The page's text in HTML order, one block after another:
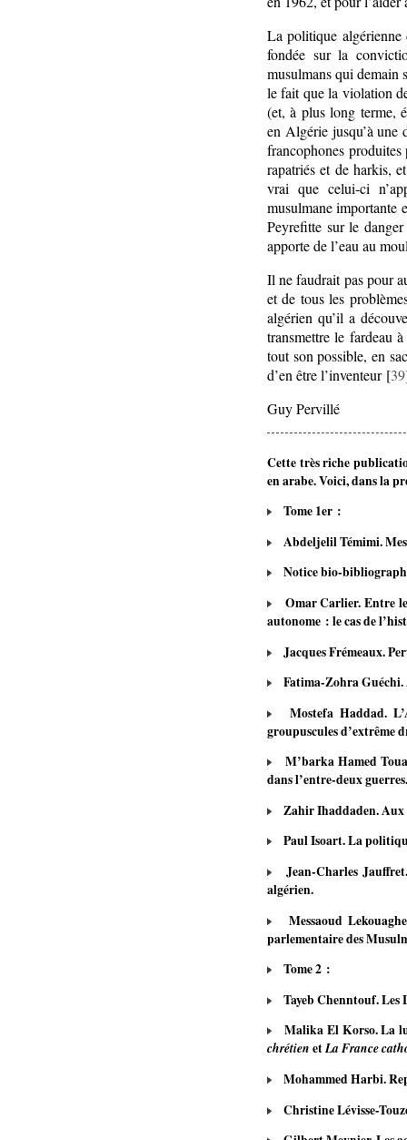
La politique algérienne
fondée sur la
musulmans qui demain
le fait que la violation
(et, à plus long terme,
en Algérie jusqu’à une
francophones
rapatriés et de harkis,
vrai que celui-ci
musulmane importante
Peyrefitte sur le
apporte de l’eau au
Il ne faudrait pas pour
et de tous les
algérien qu’il a
transmettre le fardeau
tout son possible, en
d’en être l’inventeur [39
Guy Pervillé
Cette très riche
en arabe. Voici, dans la
Tome 1er :
Abdeljelil Témimi.
Notice bio-
Omar Carlier. Entre
autonome : le cas de
Jacques Frémeaux.
Fatima-Zohra Guéchi.
Mostefa Haddad.
groupuscules d’extrême
M’barka Hamed
dans l’entre-deux guerres.
Zahir Ihaddaden.
Paul Isoart. La
Jean-Charles
algérien.
Messaoud
parlementaire des
Tome 2 :
Tayeb Chenntouf. Les
Malika El Korso. La
chrétien etLa France
Mohammed Harbi.
Christine Lévisse-